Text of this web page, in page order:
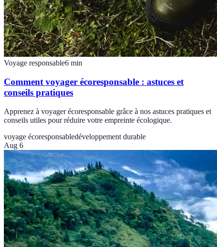
Voyage responsable6 min
Comment voyager écoresponsable : astuces et
conseils pratiques
Apprenez à voyager écoresponsable grâce à nos astuces pratiques et
conseils utiles pour réduire votre empreinte écologique.
voyage écoresponsabledéveloppement durable
Aug 6